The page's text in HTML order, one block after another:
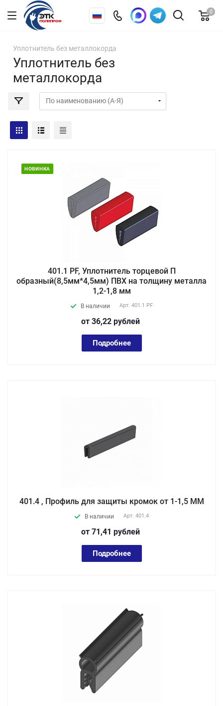
0
Уплотнитель без металлокорда
Уплотнитель без
металлокорда
НОВИНКА
401.1 PF, Уплотнитель торцевой П
образный(8,5мм*4,5мм) ПВХ на толщину металла
1,2-1,8 мм
В наличии Арт. 401.1 PF
от 36,22 рублей
Подробнее
401.4 , Профиль для защиты кромок от 1-1,5 ММ
В наличии Арт. 401.4
от 71,41 рублей
Подробнее